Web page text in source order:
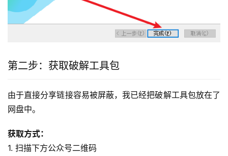
第二步：获取破解工具包
由于直接分享链接容易被屏蔽，我已经把破解工具包放在了
网盘中。
获取方式：
1. 扫描下方公众号二维码